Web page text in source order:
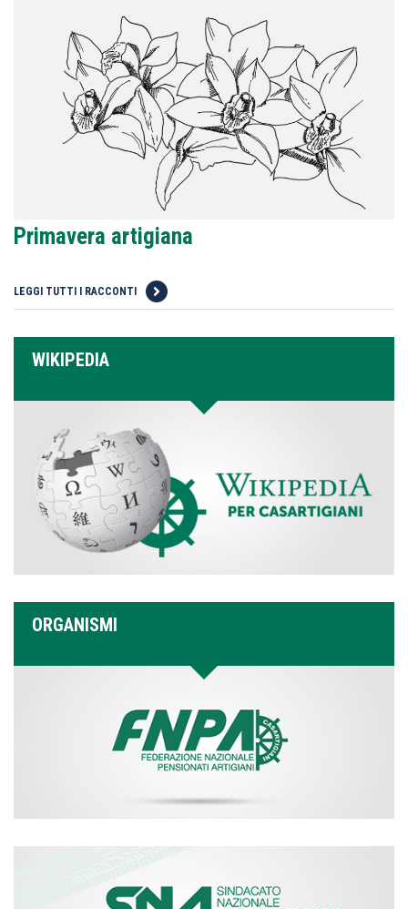
Primavera artigiana
LEGGI TUTTI I RACCONTI
WIKIPEDIA
ORGANISMI